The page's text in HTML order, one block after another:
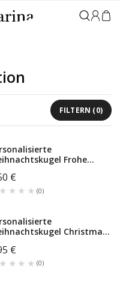
FILTERN (0)
Frohe
€
(0)
Christmas
€
(0)